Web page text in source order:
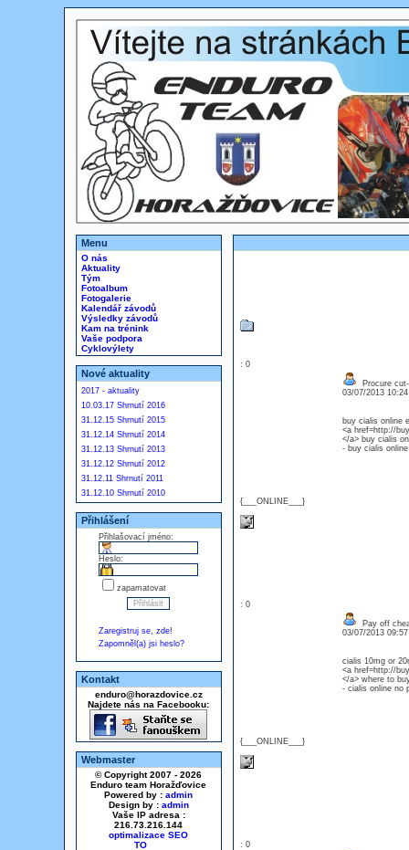
Menu
O nás
Aktuality
Tým
Fotoalbum
Fotogalerie
Kalendář závodů
Výsledky závodů
Kam na trénink
Vaše podpora
Cyklovýlety
Nové aktuality
2017 - aktuality
10.03.17 Shrnutí 2016
31.12.15 Shrnutí 2015
31.12.14 Shrnutí 2014
31.12.13 Shrnutí 2013
31.12.12 Shrnutí 2012
31.12.11 Shrnutí 2011
31.12.10 Shrnutí 2010
Přihlášení
Přihlašovací jméno:
Heslo:
zapamatovat
Zaregistruj se, zde!
Zapomněl(a) jsi heslo?
Kontakt
enduro@horazdovice.cz
Najdete nás na Facebooku:
Webmaster
© Copyright 2007 - 2026
Enduro team Horažďovice
Powered by : admin
Design by : admin
Vaše IP adresa :
216.73.216.144
optimalizace SEO
: 0
{___ONLINE___}
Procure
03/07/2013
buy cialis online
<a href=http://
</a> buy cialis
- buy cialis online
: 0
{___ONLINE___}
Pay off
03/07/2013
cialis 10mg or
<a href=http://
</a> where to
- cialis online no
: 0